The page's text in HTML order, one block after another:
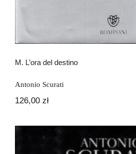
M. L’ora del destino
Antonio Scurati
126,00 zł